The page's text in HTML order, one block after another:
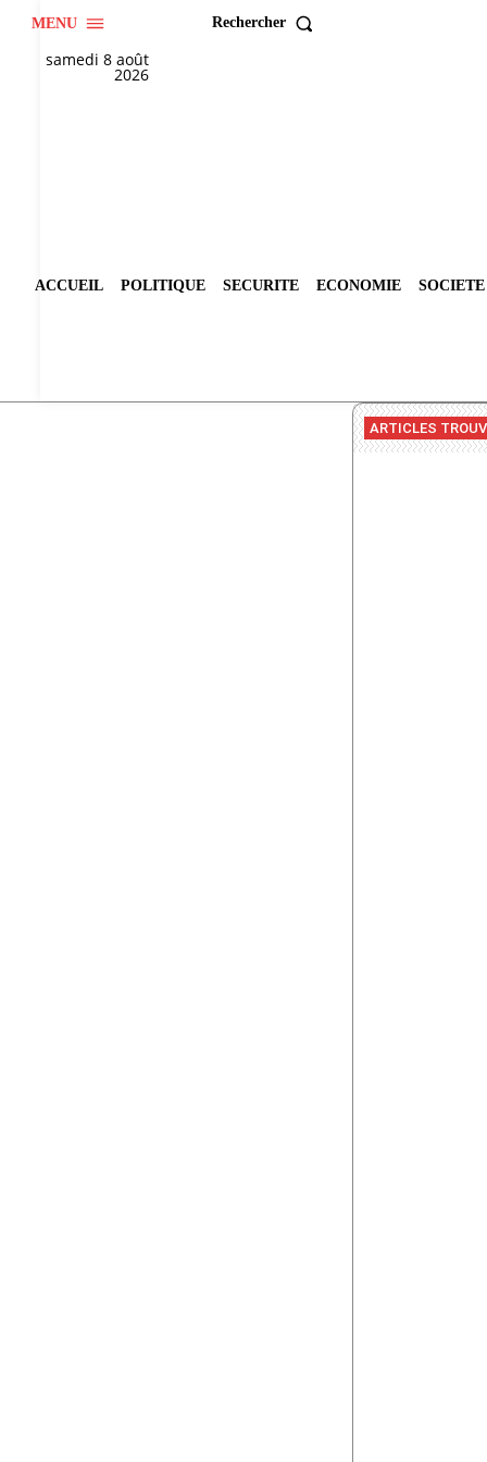
MENU Rechercher
samedi 8 août
2026
ACCUEIL POLITIQUE SECURITE ECONOMIE SOCIETE
ARTICLES